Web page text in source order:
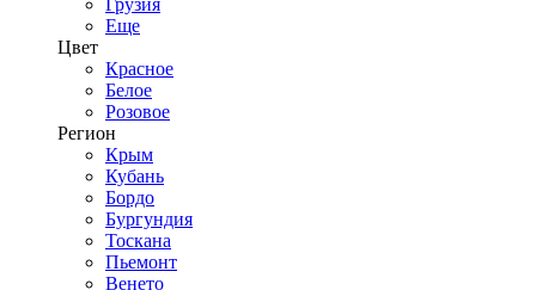
Грузия
Еще
Цвет
Красное
Белое
Розовое
Регион
Крым
Кубань
Бордо
Бургундия
Тоскана
Пьемонт
Венето